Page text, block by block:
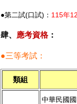
●第二試(口試)： 115年
肆、 應考資格：
●三等考試：
類組
中華民國